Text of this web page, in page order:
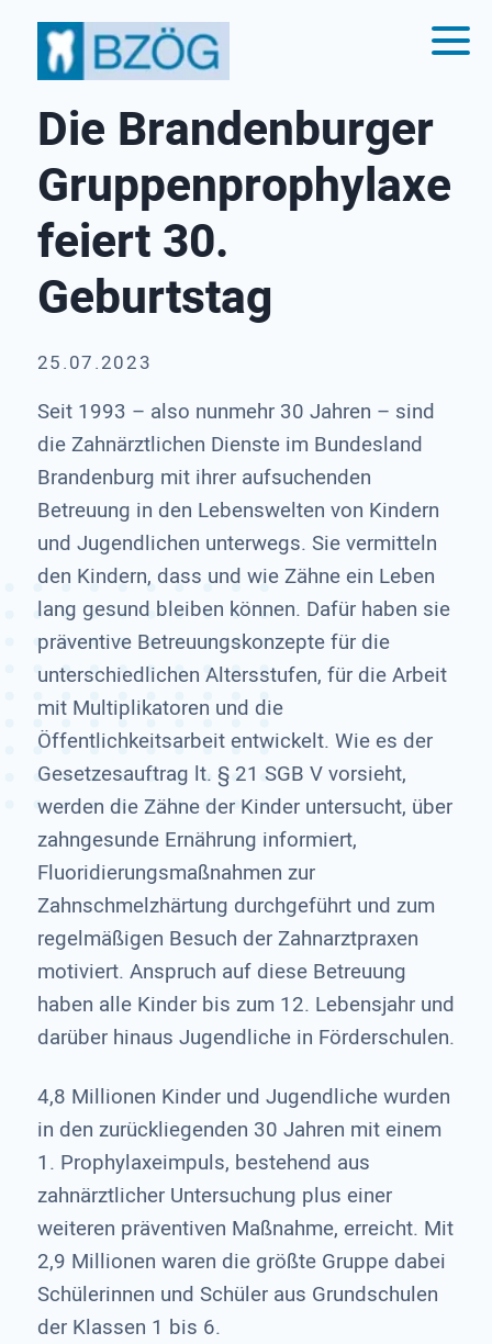
Die Brandenburger
Gruppenprophylaxe
feiert 30.
Geburtstag
25.07.2023
Seit 1993 – also nunmehr 30 Jahren – sind
die Zahnärztlichen Dienste im Bundesland
Brandenburg mit ihrer aufsuchenden
Betreuung in den Lebenswelten von Kindern
und Jugendlichen unterwegs. Sie vermitteln
den Kindern, dass und wie Zähne ein Leben
lang gesund bleiben können. Dafür haben sie
präventive Betreuungskonzepte für die
unterschiedlichen Altersstufen, für die Arbeit
mit Multiplikatoren und die
Öffentlichkeitsarbeit entwickelt. Wie es der
Gesetzesauftrag lt. § 21 SGB V vorsieht,
werden die Zähne der Kinder untersucht, über
zahngesunde Ernährung informiert,
Fluoridierungsmaßnahmen zur
Zahnschmelzhärtung durchgeführt und zum
regelmäßigen Besuch der Zahnarztpraxen
motiviert. Anspruch auf diese Betreuung
haben alle Kinder bis zum 12. Lebensjahr und
darüber hinaus Jugendliche in Förderschulen.
4,8 Millionen Kinder und Jugendliche wurden
in den zurückliegenden 30 Jahren mit einem
1. Prophylaxeimpuls, bestehend aus
zahnärztlicher Untersuchung plus einer
weiteren präventiven Maßnahme, erreicht. Mit
2,9 Millionen waren die größte Gruppe dabei
Schülerinnen und Schüler aus Grundschulen
der Klassen 1 bis 6.